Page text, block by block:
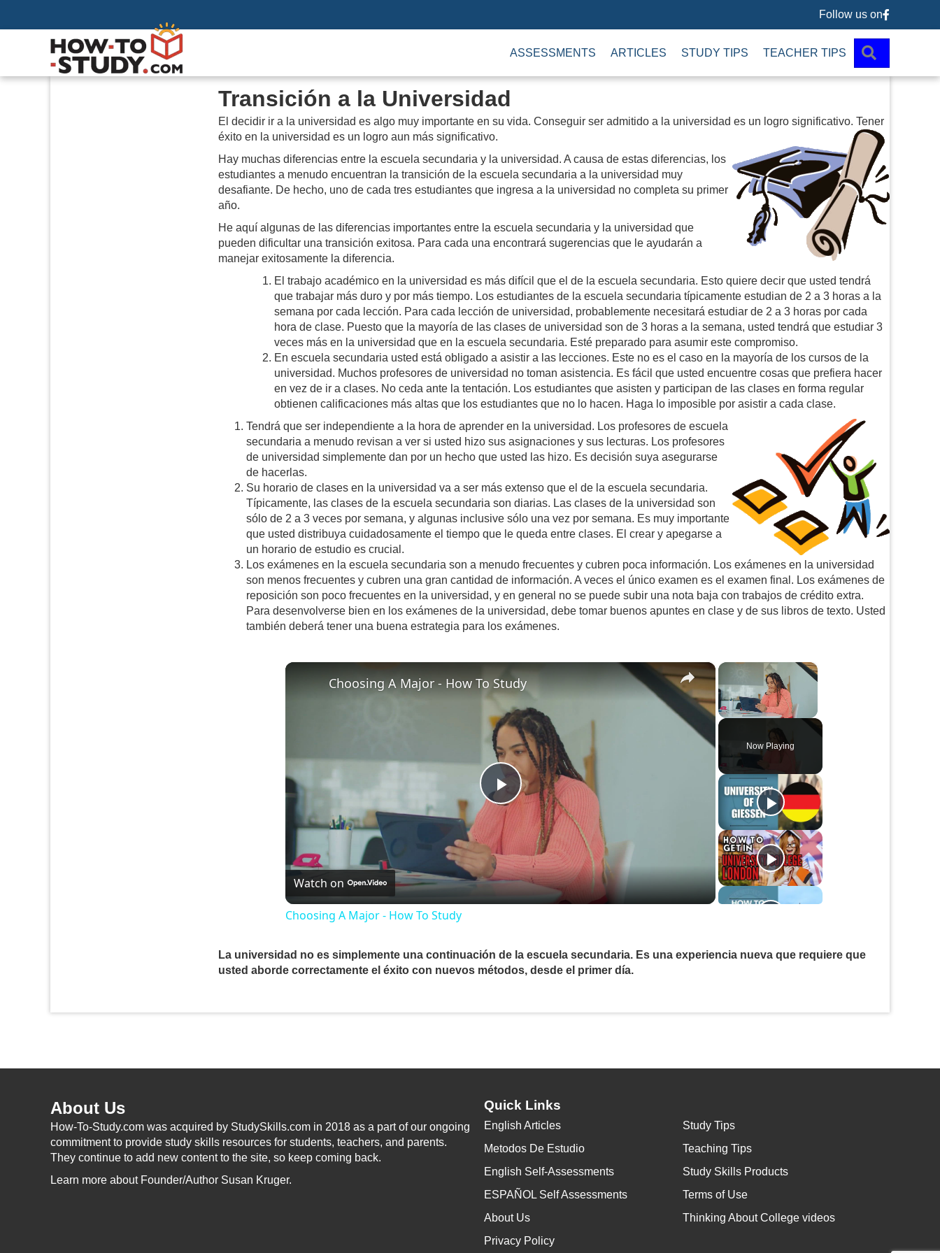
Follow us
Follow us on
ASSESSMENTS ARTICLES STUDY TIPS TEACHER TIPS
Transición a la Universidad
El decidir ir a la universidad es algo muy importante en su vida. Conseguir ser admitido a la universidad es un logro significativo. Tener
éxito en la universidad es un logro aun más significativo.
Hay muchas diferencias entre la escuela secundaria y la universidad. A causa de estas diferencias, los
estudiantes a menudo encuentran la transición de la escuela secundaria a la universidad muy
desafiante. De hecho, uno de cada tres estudiantes que ingresa a la universidad no completa su primer
año.
He aquí algunas de las diferencias importantes entre la escuela secundaria y la universidad que
pueden dificultar una transición exitosa. Para cada una encontrará sugerencias que le ayudarán a
manejar exitosamente la diferencia.
El trabajo académico en la universidad es más difícil que el de la escuela secundaria. Esto quiere decir que usted tendrá
que trabajar más duro y por más tiempo. Los estudiantes de la escuela secundaria típicamente estudian de 2 a 3 horas a la
semana por cada lección. Para cada lección de universidad, probablemente necesitará estudiar de 2 a 3 horas por cada
hora de clase. Puesto que la mayoría de las clases de universidad son de 3 horas a la semana, usted tendrá que estudiar 3
veces más en la universidad que en la escuela secundaria. Esté preparado para asumir este compromiso.
En escuela secundaria usted está obligado a asistir a las lecciones. Este no es el caso en la mayoría de los cursos de la
universidad. Muchos profesores de universidad no toman asistencia. Es fácil que usted encuentre cosas que prefiera hacer
en vez de ir a clases. No ceda ante la tentación. Los estudiantes que asisten y participan de las clases en forma regular
obtienen calificaciones más altas que los estudiantes que no lo hacen. Haga lo imposible por asistir a cada clase.
Tendrá que ser independiente a la hora de aprender en la universidad. Los profesores de escuela
secundaria a menudo revisan a ver si usted hizo sus asignaciones y sus lecturas. Los profesores
de universidad simplemente dan por un hecho que usted las hizo. Es decisión suya asegurarse
de hacerlas.
Su horario de clases en la universidad va a ser más extenso que el de la escuela secundaria.
Típicamente, las clases de la escuela secundaria son diarias. Las clases de la universidad son
sólo de 2 a 3 veces por semana, y algunas inclusive sólo una vez por semana. Es muy importante
que usted distribuya cuidadosamente el tiempo que le queda entre clases. El crear y apegarse a
un horario de estudio es crucial.
Los exámenes en la escuela secundaria son a menudo frecuentes y cubren poca información. Los exámenes en la universidad
son menos frecuentes y cubren una gran cantidad de información. A veces el único examen es el examen final. Los exámenes de
reposición son poco frecuentes en la universidad, y en general no se puede subir una nota baja con trabajos de crédito extra.
Para desenvolverse bien en los exámenes de la universidad, debe tomar buenos apuntes en clase y de sus libros de texto. Usted
también deberá tener una buena estrategia para los exámenes.
×
Now Playing
×
P
l
a
V
i
e
o
Choosing A Major - How To Study
Watch on
Choosing A Major - How To Study
La universidad no es simplemente una continuación de la escuela secundaria. Es una experiencia nueva que requiere que
usted aborde correctamente el éxito con nuevos métodos, desde el primer día.
About Us
How-To-Study.com was acquired by StudySkills.com in 2018 as a part of our ongoing
commitment to provide study skills resources for students, teachers, and parents.
They continue to add new content to the site, so keep coming back.
Learn more about Founder/Author Susan Kruger.
Quick Links
English Articles
Metodos De Estudio
English Self-Assessments
ESPAÑOL Self Assessments
About Us
Privacy Policy
Study Tips
Teaching Tips
Study Skills Products
Terms of Use
Thinking About College videos